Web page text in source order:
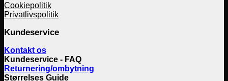
Cookiepolitik
Privatlivspolitik
Kundeservice
Kontakt os
Kundeservice - FAQ
Returnering/ombytning
Størrelses Guide